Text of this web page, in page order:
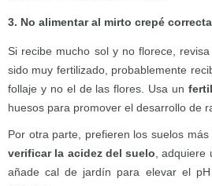
3. No alimentar al mirto crepé
Si recibe mucho sol y no florece,
sido muy fertilizado, probablemente
follaje y no el de las flores. Usa un
huesos para promover el desarrollo de
Por otra parte, prefieren los suelos
verificar la acidez del suelo ,
añade cal de jardín para elevar el